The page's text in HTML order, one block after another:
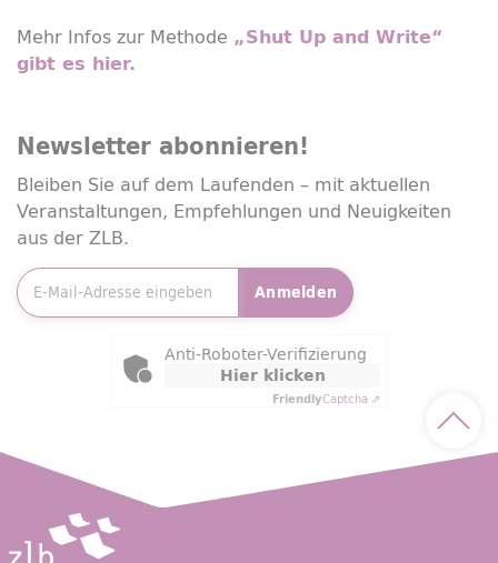
Mehr Infos zur Methode „Shut Up and Write“
gibt es hier.
Newsletter abonnieren!
Bleiben Sie auf dem Laufenden – mit aktuellen
Veranstaltungen, Empfehlungen und Neuigkeiten
aus der ZLB.
Anmelden
Friendly Captcha
Anti-Roboter-Verifizierung
Hier klicken
FriendlyCaptcha ⇗